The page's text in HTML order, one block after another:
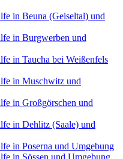
in Beuna (Geiseltal) und
in Burgwerben und
in Taucha bei Weißenfels
in Muschwitz und
in Großgörschen und
in Dehlitz (Saale) und
in Poserna und Umgebung